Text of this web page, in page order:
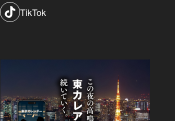
結婚願望ゼロだった27歳男性が、交
際2年で突然プロポーズ。彼の心が
変わった“理由”とは
TikTok